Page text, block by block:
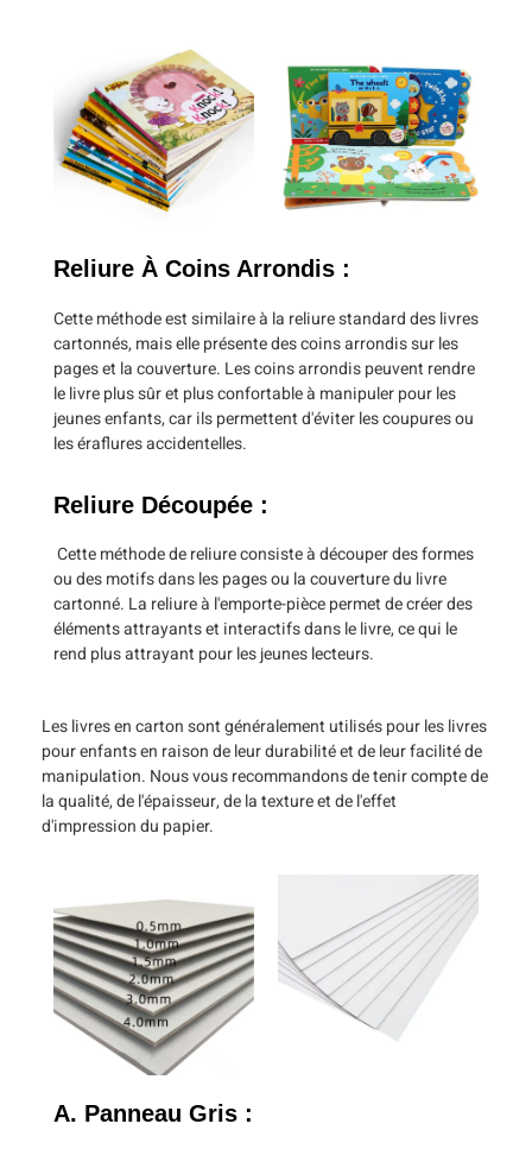
Reliure À Coins Arrondis :
Cette méthode est similaire à la reliure standard des livres
cartonnés, mais elle présente des coins arrondis sur les
pages et la couverture. Les coins arrondis peuvent rendre
le livre plus sûr et plus confortable à manipuler pour les
jeunes enfants, car ils permettent d'éviter les coupures ou
les éraflures accidentelles.
Reliure Découpée :
Cette méthode de reliure consiste à découper des formes
ou des motifs dans les pages ou la couverture du livre
cartonné. La reliure à l'emporte-pièce permet de créer des
éléments attrayants et interactifs dans le livre, ce qui le
rend plus attrayant pour les jeunes lecteurs.
Les livres en carton sont généralement utilisés pour les livres
pour enfants en raison de leur durabilité et de leur facilité de
manipulation. Nous vous recommandons de tenir compte de
la qualité, de l'épaisseur, de la texture et de l'effet
d'impression du papier.
A. Panneau Gris :